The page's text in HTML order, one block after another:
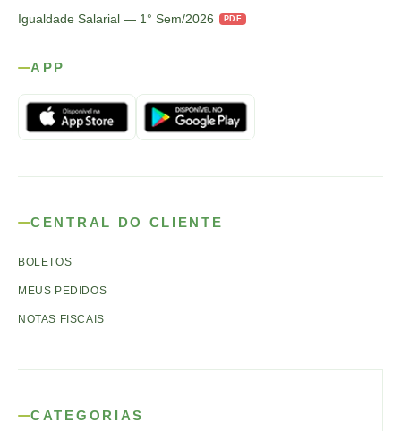
Igualdade Salarial — 1° Sem/2026
PDF
APP
CENTRAL DO CLIENTE
BOLETOS
MEUS PEDIDOS
NOTAS FISCAIS
CATEGORIAS